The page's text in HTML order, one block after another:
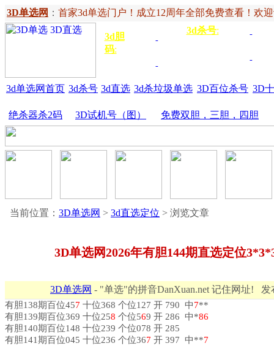
3D单选网 ： 首家3d单选门户！成立12周年全部免费查看！欢
3d胆
码:
3d杀号:
3d单选网首页 3d杀号 3d直选 3d杀垃圾单选 3D百位杀号 3D
绝杀器杀2码 3D试机号（图） 免费双胆，三胆，四胆
当前位置： 3D单选网 > 3d直选定位 > 浏览文章
3D单选网2026年有胆144期直选定位
3D单选网 - "单选"的拼音DanXuan.net 记住网址! 发
有胆138期百位457 十位368 个位127 开 790 中7**
有胆139期百位369 十位258 个位569 开 286 中*86
有胆140期百位148 十位239 个位078 开 285
有胆141期百位045 十位236 个位367 开 397 中**7